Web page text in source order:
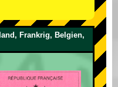
Frankrig, Belgien,